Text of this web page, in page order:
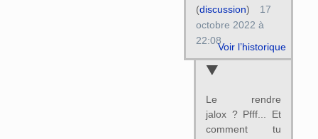
Voir l’historique
(discussion)
17
octobre 2022 à
22:08
Le rendre
jalox ? Pfff... Et
comment tu